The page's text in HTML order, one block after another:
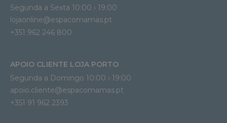
Segunda a Sexta 10:00 › 19:00
lojaonline@espacomamas.pt
+351 962 246 800
APOIO CLIENTE LOJA PORTO
Segunda a Domingo 10:00 › 19:00
apoio.cliente@espacomamas.pt
+351 91 962 2393